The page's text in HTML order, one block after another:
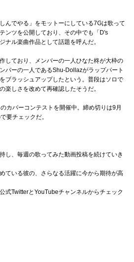
んでやる」をモットーにしている7Gは歌って
ンツを公開しており、その中でも「D's
ナル楽曲作品として話題を呼んだ。
しており、メンバーの一人ひなた柊が大枠の
バーの一人であるShu-Dollazがラップパート
ブラッシュアップしたという。普段はソロで
楽しさを改めて再確認したそうだ。
カバーコンテストを開催中。締め切りは9月
要チェックだ。
し、毎週の歌ってみた動画投稿を続けていき
ている彼の、さらなる活躍に今から期待が高
式TwitterとYouTubeチャンネルからチェック